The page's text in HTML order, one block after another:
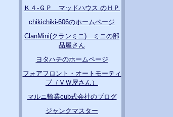
Ｋ４-ＧＰ マッドハウス のＨＰ
chikichiki-606のホームページ
ClanMini(クランミニ) ミニの部
品屋さん
ヨタハチのホームページ
フォアフロント・オートモーティ
ブ（ＶＷ屋さん）
マルニ輪業cub式会社のブログ
ジャンクマスター